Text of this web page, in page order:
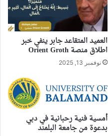
العميد المتقاعد جابر ينفي خبر
اطلاق منصة Orient Groth
نوفمبر 13, 2025
أمسية فنية رحبانية في دبي
بدعوة من جامعة البلمند